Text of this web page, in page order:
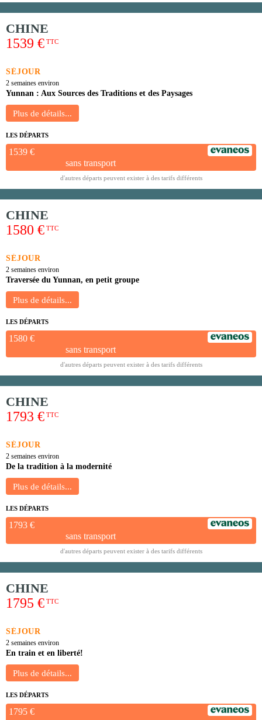
CHINE
1539 € TTC
SÉJOUR
2 semaines environ
Yunnan : Aux Sources des Traditions et des Paysages
LES DÉPARTS
1539 €
sans transport
d'autres départs peuvent exister à des tarifs différents
CHINE
1580 € TTC
SÉJOUR
2 semaines environ
Traversée du Yunnan, en petit groupe
LES DÉPARTS
1580 €
sans transport
d'autres départs peuvent exister à des tarifs différents
CHINE
1793 € TTC
SÉJOUR
2 semaines environ
De la tradition à la modernité
LES DÉPARTS
1793 €
sans transport
d'autres départs peuvent exister à des tarifs différents
CHINE
1795 € TTC
SÉJOUR
2 semaines environ
En train et en liberté!
LES DÉPARTS
1795 €